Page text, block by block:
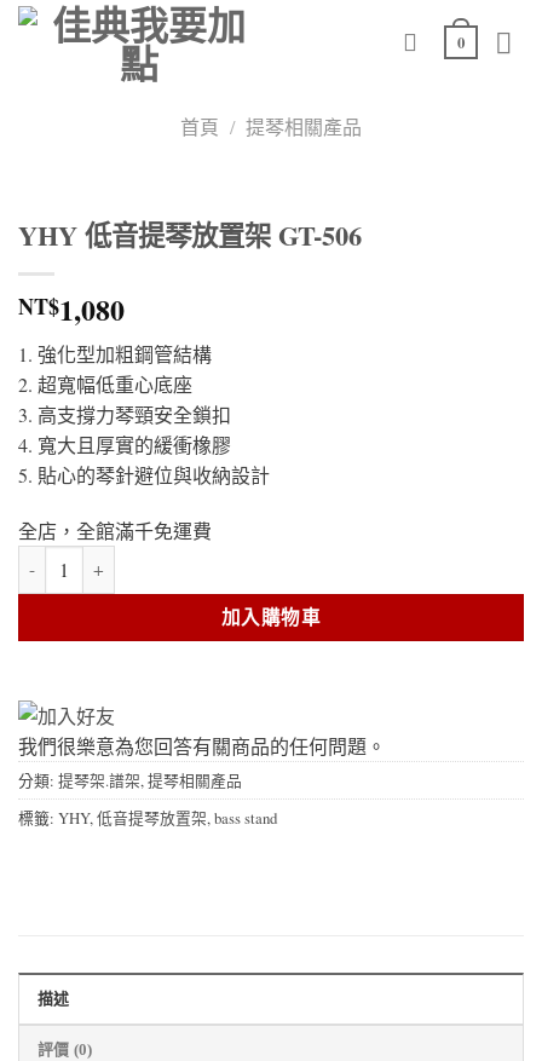
Skip
0
首頁 / 提琴相關產品
YHY 低音提琴放置架 GT-506
NT$1,080
1. 強化型加粗鋼管結構
2. 超寬幅低重心底座
3. 高支撐力琴頸安全鎖扣
4. 寬大且厚實的緩衝橡膠
5. 貼心的琴針避位與收納設計
全店，全館滿千免運費
YHY 低音提琴放置架 GT-506 數量
加入購物車
我們很樂意為您回答有關商品的任何問題。
分類: 提琴架.譜架,提琴相關產品
標籤: YHY,低音提琴放置架,bass stand
描述
評價 (0)